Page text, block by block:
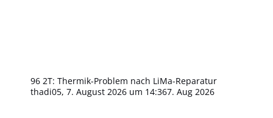
96 2T: Thermik-Problem nach LiMa-Reparatur
thadi05,7. August 2026 um 14:367. Aug 2026